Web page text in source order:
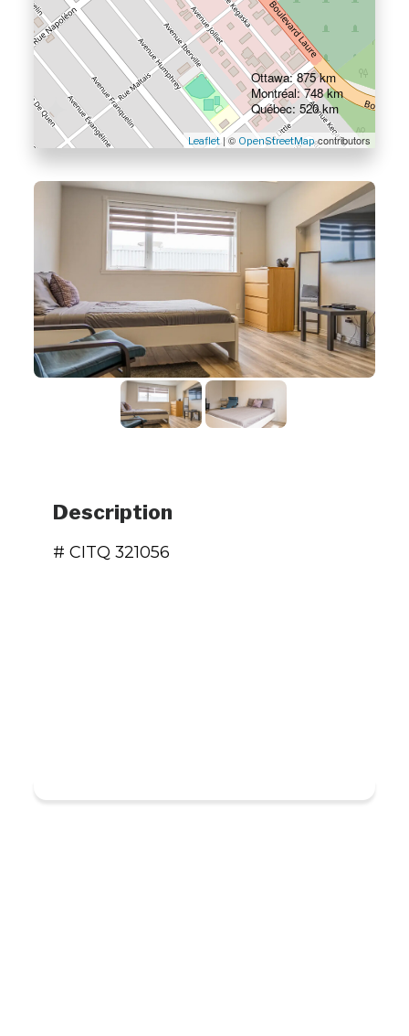
Leaflet| © OpenStreetMapcontributors
Ottawa: 875 km
Montréal: 748 km
Québec: 520 km
Description
# CITQ 321056